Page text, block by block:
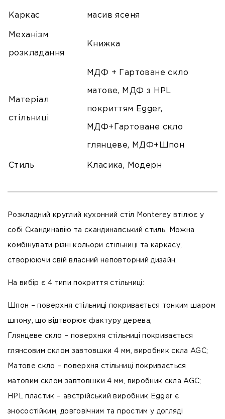
Каркас масив ясеня
Механізм
розкладання
Книжка
Матеріал
стільниці
МДФ + Гартоване скло
матове, МДФ з HPL
покриттям Egger,
МДФ+Гартоване скло
глянцеве, МДФ+Шпон
Стиль Класика, Модерн
Розкладний круглий кухонний стіл Monterey втілює у
собі Скандинавію та скандинавський стиль. Можна
комбінувати різні кольори стільниці та каркасу,
створюючи свій власний неповторний дизайн.
На вибір є 4 типи покриття стільниці:
Шпон – поверхня стільниці покривається тонким шаром
шпону, що відтворює фактуру дерева;
Глянцеве скло – поверхня стільниці покривається
глянсовим склом завтовшки 4 мм, виробник скла AGC;
Матове скло – поверхня стільниці покривається
матовим склом завтовшки 4 мм, виробник скла AGC;
HPL пластик – австрійський виробник Egger є
зносостійким, довговічним та простим у догляді